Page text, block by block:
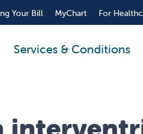
Your Bill MyChart For
Services & Conditions